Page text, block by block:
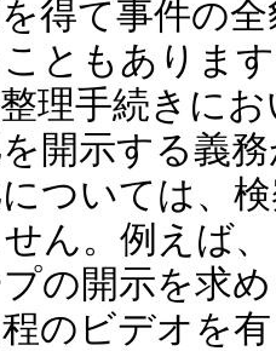
得て事件の
ともありま
理手続きにお
開示する義
ついては、
ん。例えば
の開示を求
のビデオを